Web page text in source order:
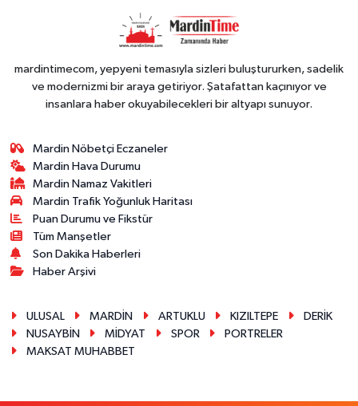
mardintimecom, yepyeni temasıyla sizleri buluştururken, sadelik
ve modernizmi bir araya getiriyor. Şatafattan kaçınıyor ve
insanlara haber okuyabilecekleri bir altyapı sunuyor.
Mardin Nöbetçi Eczaneler
Mardin Hava Durumu
Mardin Namaz Vakitleri
Mardin Trafik Yoğunluk Haritası
Puan Durumu ve Fikstür
Tüm Manşetler
Son Dakika Haberleri
Haber Arşivi
ULUSAL MARDİN ARTUKLU KIZILTEPE
DERİK
NUSAYBİN
MİDYAT SPOR
PORTRELER
MAKSAT MUHABBET